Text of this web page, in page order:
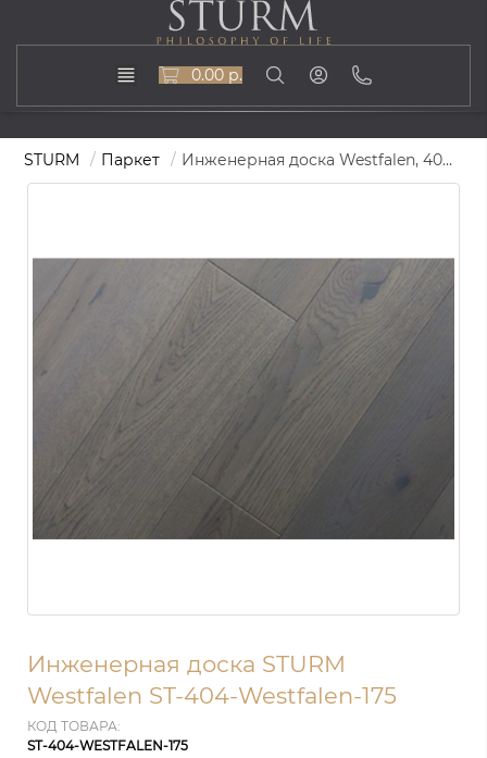
0.00 р.
STURM Паркет Инженерная доска Westfalen, 400-1500х175, ST-404-Westfalen-175
Инженерная доска STURM
Westfalen ST-404-Westfalen-175
КОД ТОВАРА:
ST-404-WESTFALEN-175